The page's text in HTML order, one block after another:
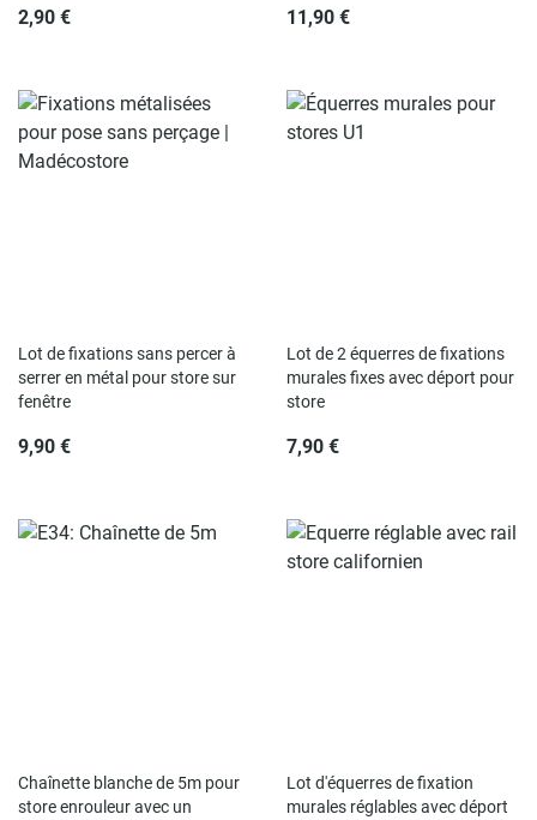
2,90 € 11,90 €
Lot de fixations sans percer à
serrer en métal pour store sur
fenêtre
9,90 €
Lot de 2 équerres de fixations
murales fixes avec déport pour
store
7,90 €
Chaînette blanche de 5m pour
store enrouleur avec un
Lot d'équerres de fixation
murales réglables avec déport